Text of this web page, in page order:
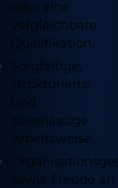
oder eine
vergleichbare
Qualifikation.
Sorgfältige,
strukturierte
und
zuverlässige
Arbeitsweise.
sowie Freude an